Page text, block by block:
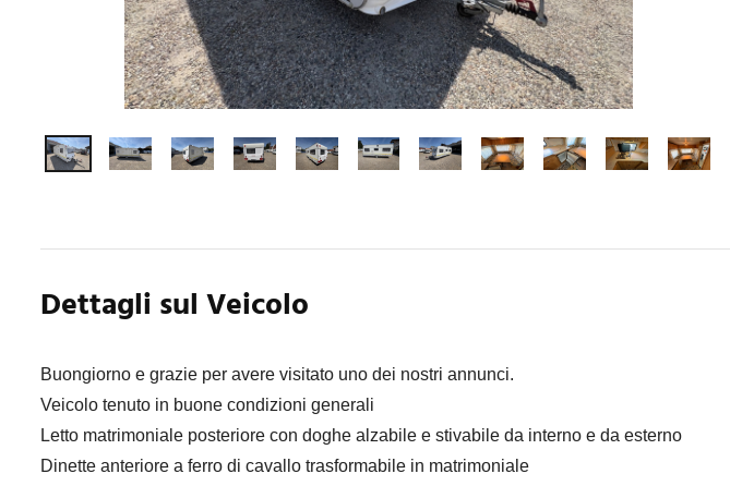
Dettagli sul Veicolo
Buongiorno e grazie per avere visitato uno dei nostri annunci.
Veicolo tenuto in buone condizioni generali
Letto matrimoniale posteriore con doghe alzabile e stivabile da interno e da esterno
Dinette anteriore a ferro di cavallo trasformabile in matrimoniale